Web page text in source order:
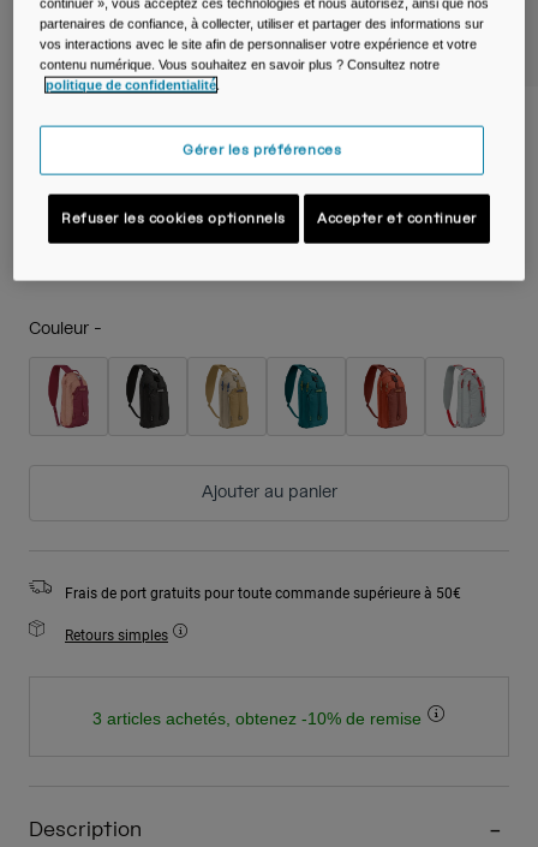
Accessoires
Tout Voir
Sac à dos Arete™ Sling 8 L
Article n°38759
60,00 €-64,99 €
Couleur -
Ajouter au panier
Frais de port gratuits pour toute commande supérieure à 50€
Retours simples
3 articles achetés, obtenez -10% de remise
Description
continuer », vous acceptez ces technologies et nous autorisez, ainsi que nos
partenaires de confiance, à collecter, utiliser et partager des informations sur
vos interactions avec le site afin de personnaliser votre expérience et votre
contenu numérique. Vous souhaitez en savoir plus ? Consultez notre
politique de confidentialité.
Gérer les préférences
Refuser les cookies optionnels Accepter et continuer